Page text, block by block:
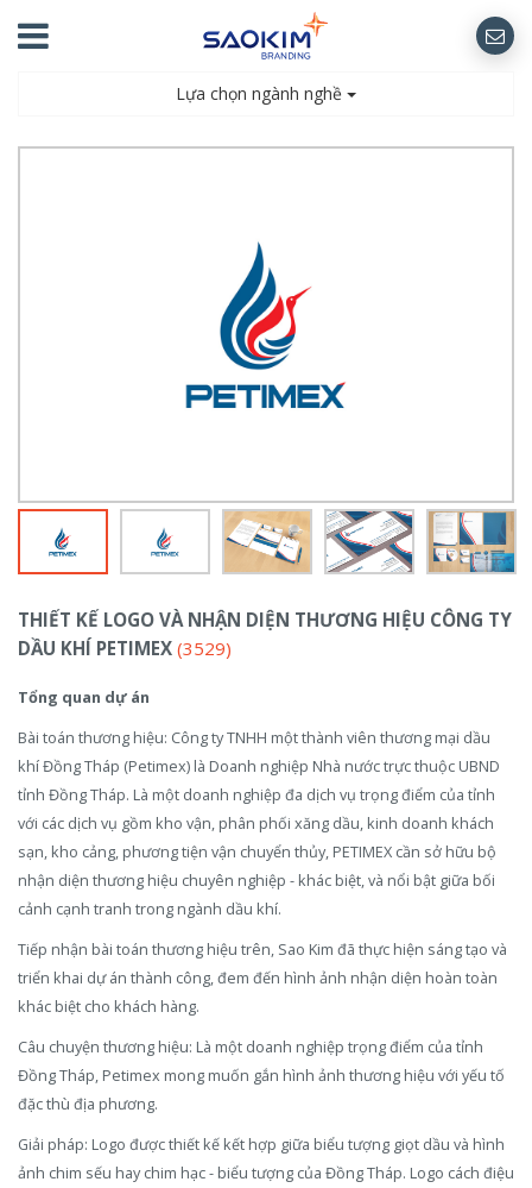
Lựa chọn ngành nghề
THIẾT KẾ LOGO VÀ NHẬN DIỆN THƯƠNG HIỆU CÔNG TY
DẦU KHÍ PETIMEX (3529)
Tổng quan dự án
Bài toán thương hiệu: Công ty TNHH một thành viên thương mại dầu
khí Đồng Tháp (Petimex) là Doanh nghiệp Nhà nước trực thuộc UBND
tỉnh Đồng Tháp. Là một doanh nghiệp đa dịch vụ trọng điểm của tỉnh
với các dịch vụ gồm kho vận, phân phối xăng dầu, kinh doanh khách
sạn, kho cảng, phương tiện vận chuyển thủy, PETIMEX cần sở hữu bộ
nhận diện thương hiệu chuyên nghiệp - khác biệt, và nổi bật giữa bối
cảnh cạnh tranh trong ngành dầu khí.
Tiếp nhận bài toán thương hiệu trên, Sao Kim đã thực hiện sáng tạo và
triển khai dự án thành công, đem đến hình ảnh nhận diện hoàn toàn
khác biệt cho khách hàng.
Câu chuyện thương hiệu: Là một doanh nghiệp trọng điểm của tỉnh
Đồng Tháp, Petimex mong muốn gắn hình ảnh thương hiệu với yếu tố
đặc thù địa phương.
Giải pháp: Logo được thiết kế kết hợp giữa biểu tượng giọt dầu và hình
ảnh chim sếu hay chim hạc - biểu tượng của Đồng Tháp. Logo cách điệu